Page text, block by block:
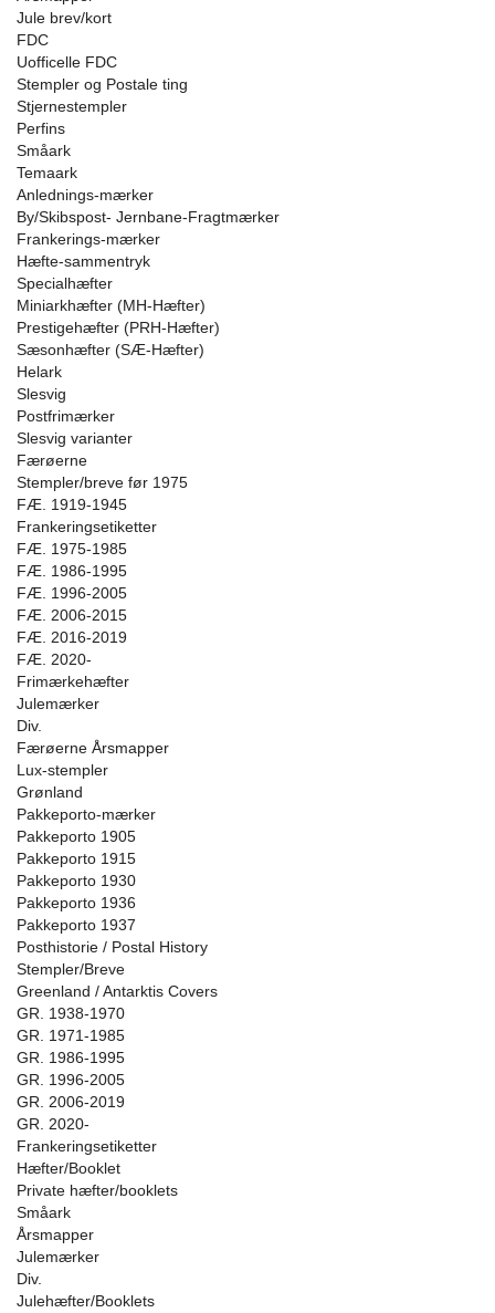
Jule brev/kort
FDC
Uofficelle FDC
Stempler og Postale ting
Stjernestempler
Perfins
Småark
Temaark
Anlednings-mærker
By/Skibspost- Jernbane-Fragtmærker
Frankerings-mærker
Hæfte-sammentryk
Specialhæfter
Miniarkhæfter (MH-Hæfter)
Prestigehæfter (PRH-Hæfter)
Sæsonhæfter (SÆ-Hæfter)
Helark
Slesvig
Postfrimærker
Slesvig varianter
Færøerne
Stempler/breve før 1975
FÆ. 1919-1945
Frankeringsetiketter
FÆ. 1975-1985
FÆ. 1986-1995
FÆ. 1996-2005
FÆ. 2006-2015
FÆ. 2016-2019
FÆ. 2020-
Frimærkehæfter
Julemærker
Div.
Færøerne Årsmapper
Lux-stempler
Grønland
Pakkeporto-mærker
Pakkeporto 1905
Pakkeporto 1915
Pakkeporto 1930
Pakkeporto 1936
Pakkeporto 1937
Posthistorie / Postal History
Stempler/Breve
Greenland / Antarktis Covers
GR. 1938-1970
GR. 1971-1985
GR. 1986-1995
GR. 1996-2005
GR. 2006-2019
GR. 2020-
Frankeringsetiketter
Hæfter/Booklet
Private hæfter/booklets
Småark
Årsmapper
Julemærker
Div.
Julehæfter/Booklets